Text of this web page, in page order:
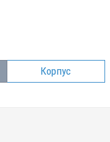
Корпус